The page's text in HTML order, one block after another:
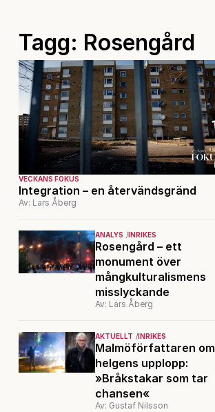
Tagg: Rosengård
VECKANS FOKUS
Integration – en återvändsgränd
Av: Lars Åberg
ANALYS INRIKES
Rosengård – ett
monument över
mångkulturalismens
misslyckande
Av: Lars Åberg
AKTUELLT INRIKES
Malmöförfattaren om
helgens upplopp:
»Bråkstakar som tar
chansen«
Av: Gustaf Nilsson